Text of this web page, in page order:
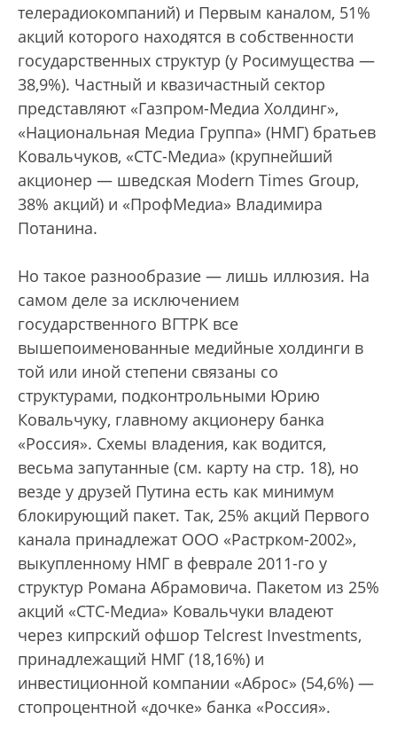
телерадиокомпаний) и Первым каналом, 51%
акций которого находятся в собственности
государственных структур (у Росимущества —
38,9%). Частный и квазичастный сектор
представляют «Газпром-Медиа Холдинг»,
«Национальная Медиа Группа» (НМГ) братьев
Ковальчуков, «СТС-Медиа» (крупнейший
акционер — шведская Modern Times Group,
38% акций) и «ПрофМедиа» Владимира
Потанина.
Но такое разнообразие — лишь иллюзия. На
самом деле за исключением
государственного ВГТРК все
вышепоименованные медийные холдинги в
той или иной степени связаны со
структурами, подконтрольными Юрию
Ковальчуку, главному акционеру банка
«Россия». Схемы владения, как водится,
весьма запутанные (см. карту на стр. 18), но
везде у друзей Путина есть как минимум
блокирующий пакет. Так, 25% акций Первого
канала принадлежат ООО «Растрком-2002»,
выкупленному НМГ в феврале 2011-го у
структур Романа Абрамовича. Пакетом из 25%
акций «СТС-Медиа» Ковальчуки владеют
через кипрский офшор Telcrest Investments,
принадлежащий НМГ (18,16%) и
инвестиционной компании «Аброс» (54,6%) —
стопроцентной «дочке» банка «Россия».